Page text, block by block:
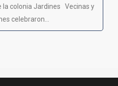
la colonia Jardines Vecinas y
celebraron...